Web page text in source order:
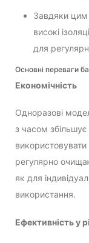
Завдяки цим
високі
для
Основні переваги
Економічність
Одноразові
з часом
регулярно
як для
використання.
Ефективність у